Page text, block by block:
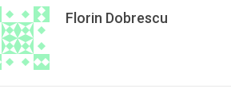
Florin Dobrescu